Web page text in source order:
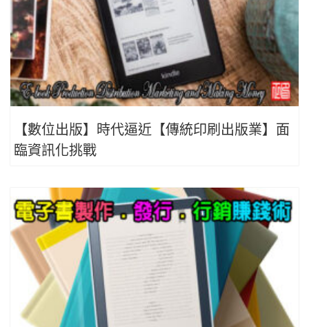
【數位出版】時代逼近【傳統印刷出版業】面
臨資訊化挑戰